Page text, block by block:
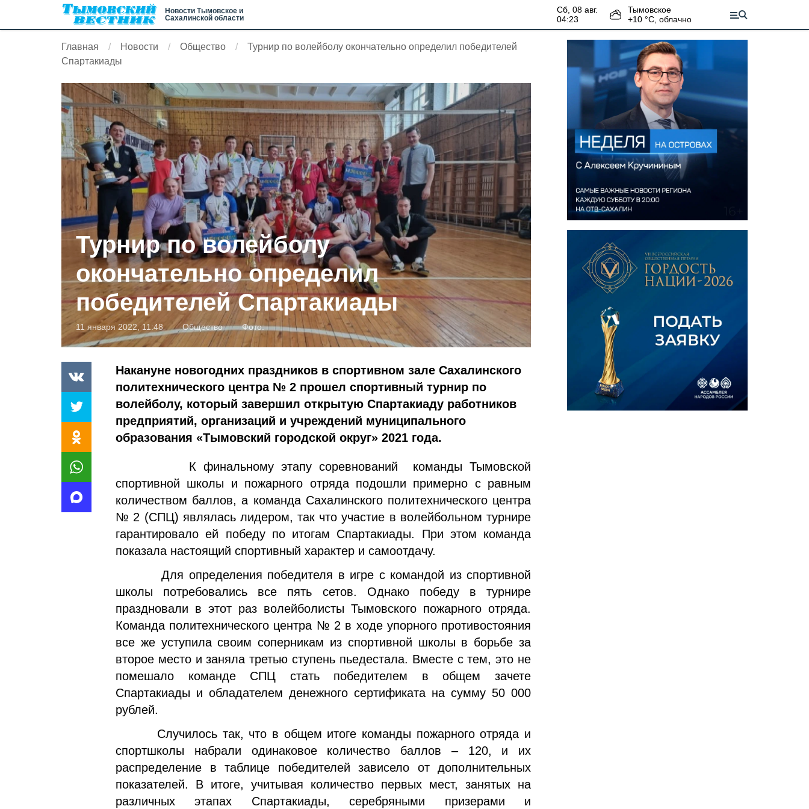
Новости Тымовское и
Сахалинской области
сб, 08 авг.
04:23
Тымовское
+10 °С, облачно
Главная Новости Общество
Турнир по волейболу окончательно определил победителей
Спартакиады
Турнир по волейболу
окончательно определил
победителей Спартакиады
11 января 2022, 11:48 Общество Фото:
Накануне новогодних праздников в спортивном зале Сахалинского
политехнического центра № 2 прошел спортивный турнир по
волейболу, который завершил открытую Спартакиаду работников
предприятий, организаций и учреждений муниципального
образования «Тымовский городской округ» 2021 года.
К финальному этапу соревнований команды Тымовской
спортивной школы и пожарного отряда подошли примерно с равным
количеством баллов, а команда Сахалинского политехнического центра
№ 2 (СПЦ) являлась лидером, так что участие в волейбольном турнире
гарантировало ей победу по итогам Спартакиады. При этом команда
показала настоящий спортивный характер и самоотдачу.
Для определения победителя в игре с командой из спортивной
школы потребовались все пять сетов. Однако победу в турнире
праздновали в этот раз волейболисты Тымовского пожарного отряда.
Команда политехнического центра № 2 в ходе упорного противостояния
все же уступила своим соперникам из спортивной школы в борьбе за
второе место и заняла третью ступень пьедестала. Вместе с тем, это не
помешало команде СПЦ стать победителем в общем зачете
Спартакиады и обладателем денежного сертификата на сумму 50 000
рублей.
Случилось так, что в общем итоге команды пожарного отряда и
спортшколы набрали одинаковое количество баллов – 120, и их
распределение в таблице победителей зависело от дополнительных
показателей. В итоге, учитывая количество первых мест, занятых на
различных этапах Спартакиады, серебряными призерами и